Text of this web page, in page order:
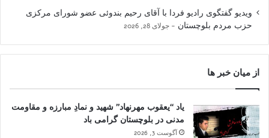
ویدیو گفتگوی رادیو فردا با آقای رحیم بندوئی عضو شورای مرکزی
حزب مردم بلوچستان
جولای 28, 2026
از میان خبر ها
یاد “یعقوب مهرنهاد” شهید و نمادِ مبارزه و مقاومت
مدنی در بلوچستان گرامی باد
آگوست 3, 2026